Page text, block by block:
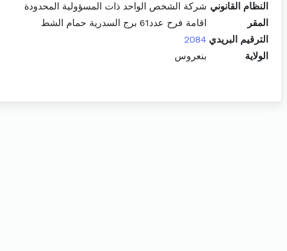
النظام القانوني شركة الشخص الواحد ذات المسؤولية المحدودة
المقر
اقامة فرح عدد61 برج السدرية حمام الشط
الترقيم البريدي 2084
الولاية
بنعروس